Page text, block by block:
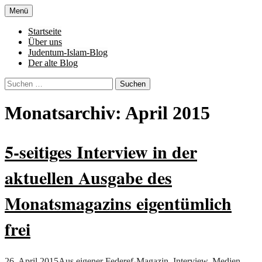
Zum
Inhalt
springen
Al-Adala.de
von allem
Menü
Startseite
Über uns
Judentum-Islam-Blog
Der alte Blog
Suchen
nach:
Monatsarchiv: April 2015
5-seitiges Interview in der
aktuellen Ausgabe des
Monatsmagazins eigentümlich
frei